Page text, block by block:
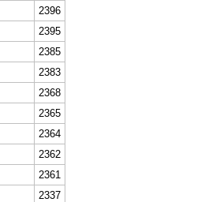
2396
2395
2385
2383
2368
2365
2364
2362
2361
2337